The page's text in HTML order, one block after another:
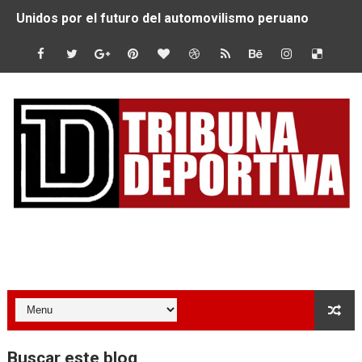
Unidos por el futuro del automovilismo peruano
De Huaraz para el mundo: La Ultra Trail Cordillera
MARATÓN DE LIMA: EL CHEQUEO MÉDICO COMO LA
CLAUDIO PIZARRO: "YO ESPERABA MUCHO MÁS DE
URUBAMBA CORONÓ A LOS ARGENTINOS
ÁNGELO CARO SE CONSAGRA SUBCAMPEÓN MUNDIAL
Buscar este blog